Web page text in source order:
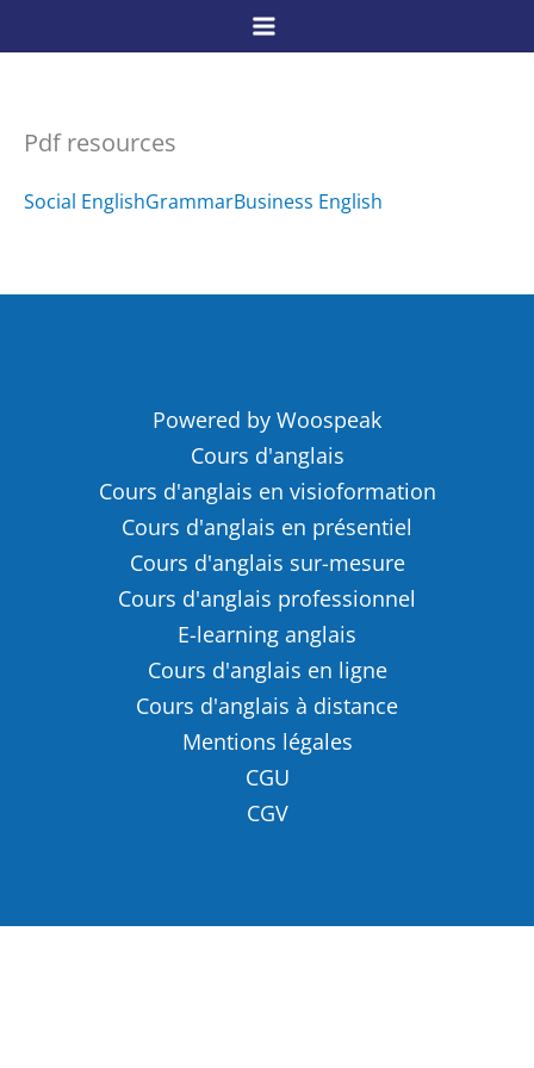
to
Pdf resources
Social EnglishGrammarBusiness English
Powered by Woospeak
Cours d'anglais
Cours d'anglais en visioformation
Cours d'anglais en présentiel
Cours d'anglais sur-mesure
Cours d'anglais professionnel
E-learning anglais
Cours d'anglais en ligne
Cours d'anglais à distance
Mentions légales
CGU
CGV